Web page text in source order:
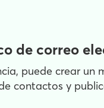
de correo
puede crear
contactos y